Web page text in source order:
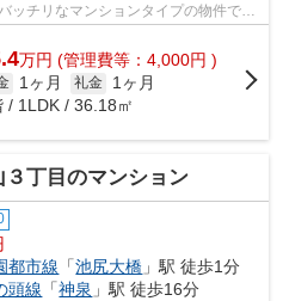
ッチリなマンションタイプの物件で
めた...
万円 (管理費等：4,000円 )
1ヶ月 礼金
1ヶ月
/ 1LDK / 36.18㎡
３丁目のマンション
都市線 「池尻大橋 」駅 徒歩1分
頭線 「神泉 」駅 徒歩16分